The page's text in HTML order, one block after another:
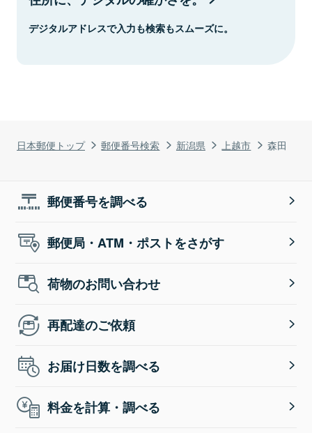
日本郵便トップ 郵便番号検索 新潟県 上越市 森田
デジタルアドレスで入力も検索もスムーズに。
郵便番号を調べる
郵便局・ATM・ポストをさがす
荷物のお問い合わせ
再配達のご依頼
お届け日数を調べる
料金を計算・調べる